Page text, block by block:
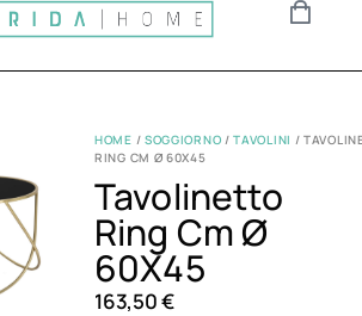
HOME / SOGGIORNO /TAVOLINI /
RING CM Ø 60X45
Tavolinetto
Ring Cm Ø
60X45
163,50€